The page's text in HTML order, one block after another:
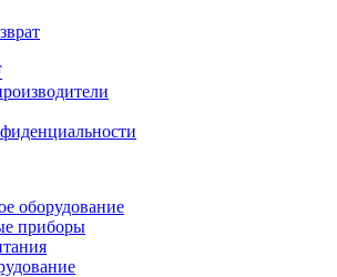
оборудование
приборы